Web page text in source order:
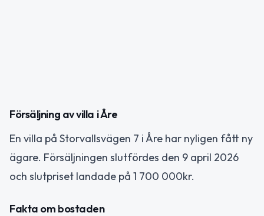
Försäljning av villa i Åre
En villa på Storvallsvägen 7 i Åre har nyligen fått ny
ägare. Försäljningen slutfördes den 9 april 2026
och slutpriset landade på 1 700 000kr.
Fakta om bostaden